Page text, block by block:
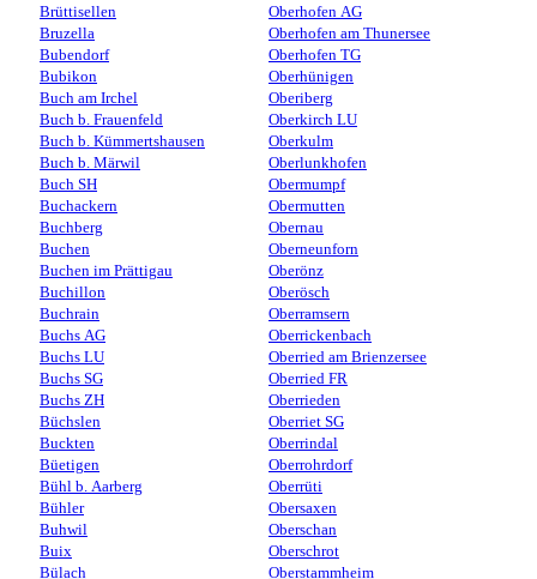
Brüttisellen
Bruzella
Bubendorf
Bubikon
Buch am Irchel
Buch b. Frauenfeld
Buch b. Kümmertshausen
Buch b. Märwil
Buch SH
Buchackern
Buchberg
Buchen
Buchen im Prättigau
Buchillon
Buchrain
Buchs AG
Buchs LU
Buchs SG
Buchs ZH
Büchslen
Buckten
Büetigen
Bühl b. Aarberg
Bühler
Buhwil
Buix
Bülach
Oberhofen AG
Oberhofen am Thunersee
Oberhofen TG
Oberhünigen
Oberiberg
Oberkirch LU
Oberkulm
Oberlunkhofen
Obermumpf
Obermutten
Obernau
Oberneunforn
Oberönz
Oberösch
Oberramsern
Oberrickenbach
Oberried am Brienzersee
Oberried FR
Oberrieden
Oberriet SG
Oberrindal
Oberrohrdorf
Oberrüti
Obersaxen
Oberschan
Oberschrot
Oberstammheim